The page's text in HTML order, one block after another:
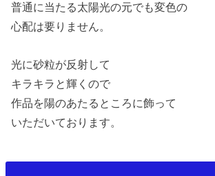
普通に当たる太陽光の元でも変色の
心配は要りません。
光に砂粒が反射して
キラキラと輝くので
作品を陽のあたるところに飾って
いただいております。